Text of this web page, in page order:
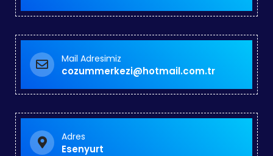
Mail Adresimiz
cozummerkezi@hotmail.com.tr
Adres
Esenyurt